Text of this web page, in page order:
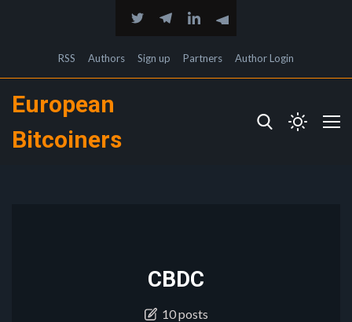
RSS Authors Sign up Partners Author Login
European
Bitcoiners
CBDC
10 posts